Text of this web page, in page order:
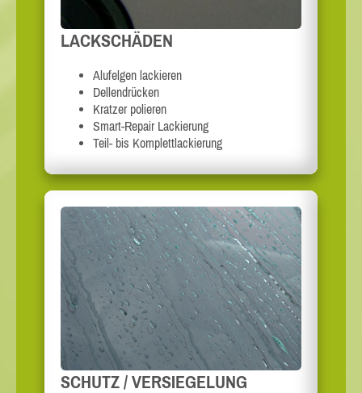
LACKSCHÄDEN
Alufelgen lackieren
Dellendrücken
Kratzer polieren
Smart-Repair Lackierung
Teil- bis Komplettlackierung
SCHUTZ / VERSIEGELUNG